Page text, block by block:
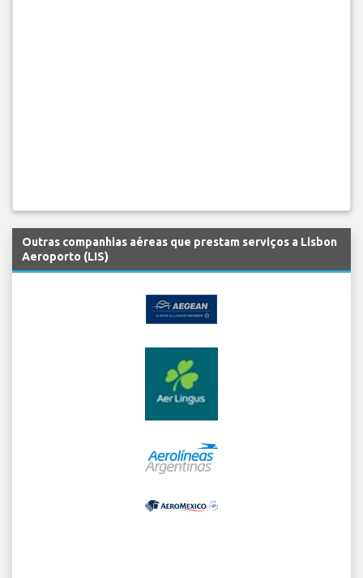
Outras companhias aéreas que prestam serviços a Lisbon
Aeroporto (LIS)